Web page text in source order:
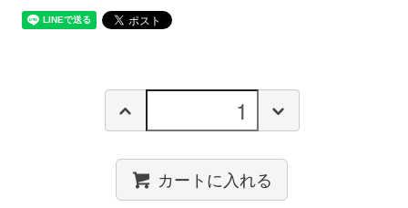
カートに入れる